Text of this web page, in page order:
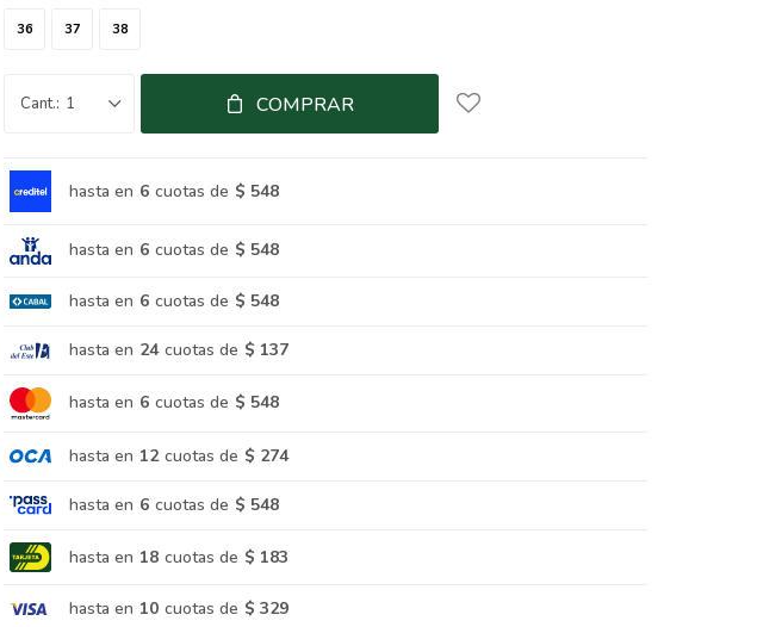
36 37 38
1 COMPRAR
hasta en 6 cuotas de $ 548
hasta en 6 cuotas de $ 548
hasta en 6 cuotas de $ 548
hasta en 24 cuotas de $ 137
hasta en 6 cuotas de $ 548
hasta en 12 cuotas de $ 274
hasta en 6 cuotas de $ 548
hasta en 18 cuotas de $ 183
hasta en 10 cuotas de $ 329